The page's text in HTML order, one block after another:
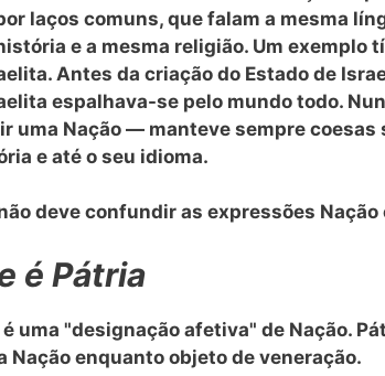
laços comuns, que falam a mesma
e a mesma religião. Um exemplo
Antes da criação do Estado de
espalhava-se pelo mundo todo.
uma Nação — manteve sempre
e até o seu idioma.
deve confundir as expressões
é Pátria
é uma "designação afetiva" de Nação.
Nação enquanto objeto de veneração.